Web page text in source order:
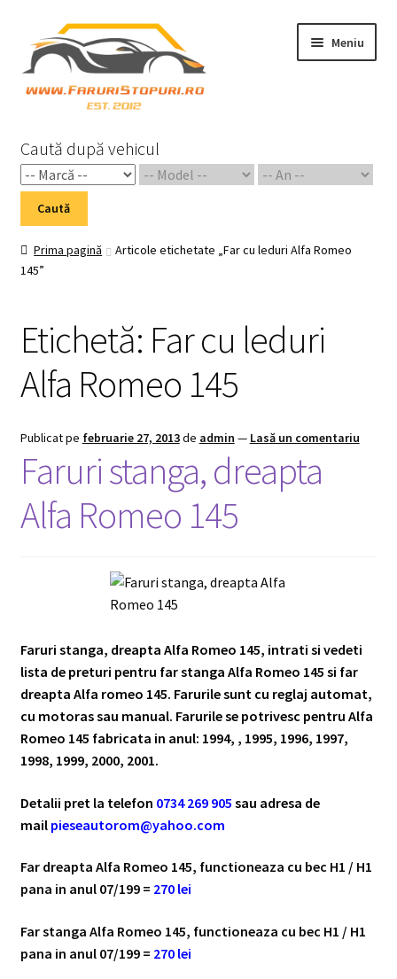
navigare
conținut
Meniu
Cart
Checkout
Home 02
Piese Auto 2
Caută după vehicul
Caută
Prima pagină
Articole etichetate „Far cu leduri Alfa Romeo
145”
Etichetă: Far cu leduri
Alfa Romeo 145
Publicat pe februarie 27, 2013de admin — Lasă un comentariu
Faruri stanga, dreapta
Alfa Romeo 145
Faruri stanga, dreapta Alfa Romeo 145, intrati si vedeti
lista de preturi pentru far stanga Alfa Romeo 145 si far
dreapta Alfa romeo 145. Farurile sunt cu reglaj automat,
cu motoras sau manual. Farurile se potrivesc pentru Alfa
Romeo 145 fabricata in anul: 1994, , 1995, 1996, 1997,
1998, 1999, 2000, 2001.
Detalii pret la telefon 0734 269 905 sau adresa de
mail pieseautorom@yahoo.com
Far dreapta Alfa Romeo 145, functioneaza cu bec H1 / H1
pana in anul 07/199 = 270 lei
Far stanga Alfa Romeo 145, functioneaza cu bec H1 / H1
pana in anul 07/199 = 270 lei